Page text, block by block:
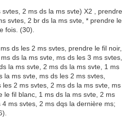
2 ms ds la ms svte) X2 , prendre
svtes, 2 br ds la ms svte, * prendre le
fois. (30).
ds les 2 ms svtes, prendre le fil noir,
ds la ms svte, ms ds les 3 ms svtes,
la ms svte, 2 ms ds la ms svte, 1 ms
la ms svte, ms ds les 2 ms svtes,
les 2 ms svtes, 2 ms ds la ms svte, ms
le fil blanc, 1 ms ds la ms svte, 2 ms
ms svtes, 2 ms dqs la dernière ms;